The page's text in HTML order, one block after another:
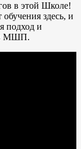
в этой Школе!
здесь, и
подход и
в МШП.